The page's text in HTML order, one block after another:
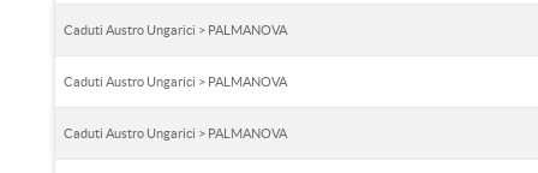
Caduti Austro Ungarici > PALMANOVA
Caduti Austro Ungarici > PALMANOVA
Caduti Austro Ungarici > PALMANOVA